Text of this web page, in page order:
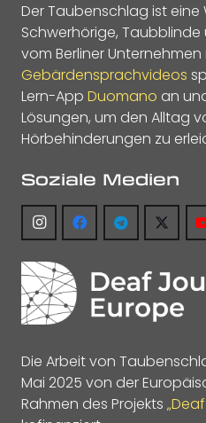
Der Taubenschlag ist eine
Schwerhörige,
vom Berliner Unternehmen
Gebärdensprachvideos
Lern-App Duomano an
Lösungen, um den Alltag
Hörbehinderungen zu
Soziale Medien
Die Arbeit von
Mai 2025 von der
Rahmen des Projekts